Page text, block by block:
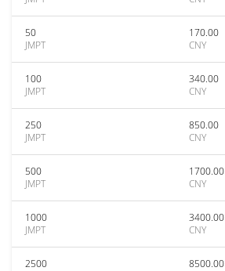
50
JMPT
170.00
CNY
100
JMPT
340.00
CNY
250
JMPT
850.00
CNY
500
JMPT
1700.00
CNY
1000
JMPT
3400.00
CNY
2500
8500.00